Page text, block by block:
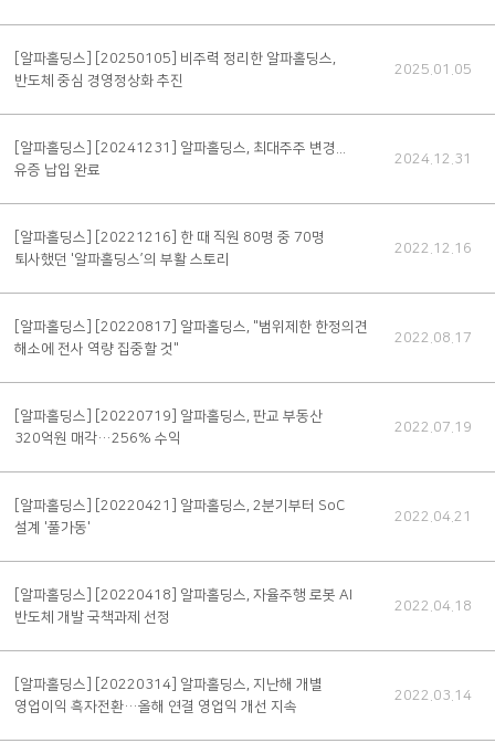
[알파홀딩스]
[20250105] 비주력 정리한 알파홀딩스,
반도체 중심 경영정상화 추진
2025.01.05
[알파홀딩스]
[20241231] 알파홀딩스, 최대주주 변경...
유증 납입 완료
2024.12.31
[알파홀딩스]
[20221216] 한 때 직원 80명 중 70명
퇴사했던 '알파홀딩스’의 부활 스토리
2022.12.16
[알파홀딩스]
[20220817] 알파홀딩스, "범위제한 한정의견
해소에 전사 역량 집중할 것"
2022.08.17
[알파홀딩스]
[20220719] 알파홀딩스, 판교 부동산
320억원 매각…256% 수익
2022.07.19
[알파홀딩스]
[20220421] 알파홀딩스, 2분기부터 SoC
설계 '풀가동'
2022.04.21
[알파홀딩스]
[20220418] 알파홀딩스, 자율주행 로봇 AI
반도체 개발 국책과제 선정
2022.04.18
[알파홀딩스]
[20220314] 알파홀딩스, 지난해 개별
영업이익 흑자전환…올해 연결 영업익 개선 지속
2022.03.14